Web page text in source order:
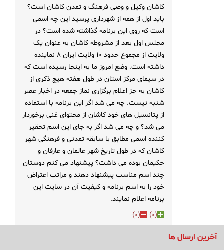
کاشان وکیل و وصی فرهنگ و تمدن کاشان است؟
باید اول از همه از شهرداری پرسید این چه اسمی
است که روی این برنامه گذاشته شده است؟ در
مجلس اول بعد از مشروطه کاشان به عنوان یک
ولایت از مجموع حدود ۱۰ ولایت ایران ۸ نماینده
داشته است. وضع امروز ما به اینجا رسیده است که
در سیمای مرکز استان در طول هفته هیچ ذکری از
کاشان به جز اعلام برگزاری نماز جمعه در اخبار عصر
شنبه نیست. چه می شد اگر این برنامه با استفاده
از پتانسیل های خود کاشان از محتوای غنی برخوردار
می شد؟ و چه می شد اگر به جای این اسم تحقیر
کننده اسمی مطابق با سابقه تمدنی و فرهنگی شهر
کاشان که در طول تاریخ شهر عالمان و عارفان و
حکیمان بوده می داشت؟ پیشنهاد می کنم دوستان
چند اسم مناسب پیشنهاد دهند و مراتب اعتراض
خود را به اسم برنامه و کیفیت آن در سایت این
برنامه اعلام نمایند.
(
0
)
(
0
)
آخرین ارسال ها